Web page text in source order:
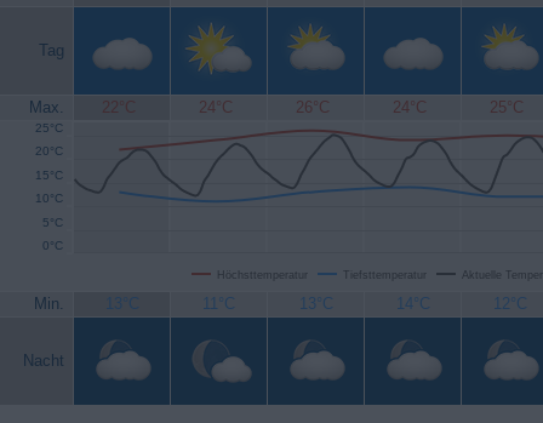
Tag
Max. 22°C 24°C 26°C 24°C 25°C
Höchsttemperatur Tiefsttemperatur Aktuelle
0°C
5°C
10°C
15°C
20°C
25°C
Min. 13°C 11°C 13°C 14°C 12°C
Nacht